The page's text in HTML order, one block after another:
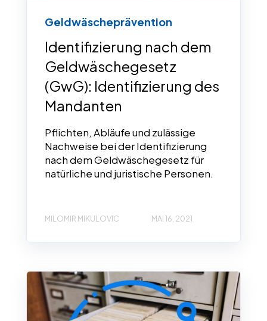
Geldwäscheprävention
Identifizierung nach dem
Geldwäschegesetz
(GwG): Identifizierung des
Mandanten
Pflichten, Abläufe und zulässige
Nachweise bei der Identifizierung
nach dem Geldwäschegesetz für
natürliche und juristische Personen.
MILOMIR MIKULOVIC MAI 16, 2021